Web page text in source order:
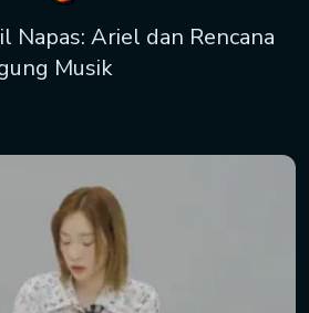
Napas: Ariel dan Rencana
Musik